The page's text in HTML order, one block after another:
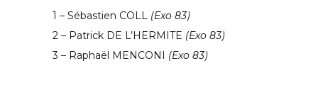
1 – Sébastien COLL (Exo 83)
2 – Patrick DE L’HERMITE (Exo 83)
3 – Raphaël MENCONI (Exo 83)